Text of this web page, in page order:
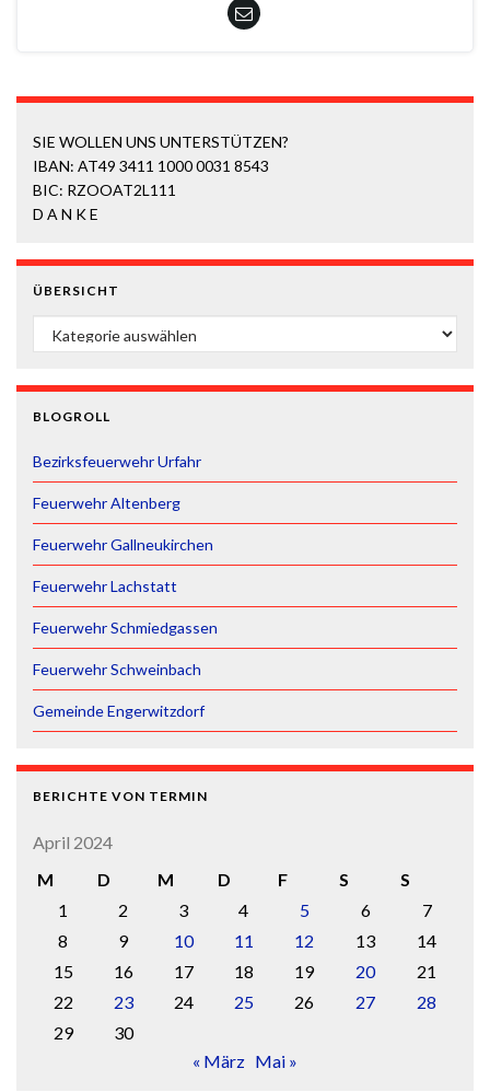
SIE WOLLEN UNS UNTERSTÜTZEN?
IBAN: AT49 3411 1000 0031 8543
BIC: RZOOAT2L111
D A N K E
ÜBERSICHT
ÜBERSICHT
BLOGROLL
Bezirksfeuerwehr Urfahr
Feuerwehr Altenberg
Feuerwehr Gallneukirchen
Feuerwehr Lachstatt
Feuerwehr Schmiedgassen
Feuerwehr Schweinbach
Gemeinde Engerwitzdorf
BERICHTE VON TERMIN
April 2024
M
D M D F S
S
1
2 3 4 5 6
7
8
9 10 11 12 13
14
15
16 17 18 19 20
21
22
23 24 25 26 27
28
29
30
« März Mai »